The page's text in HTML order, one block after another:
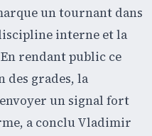
un tournant dans
interne et la
rendant public ce
des grades, la
un signal fort
a conclu Vladimir